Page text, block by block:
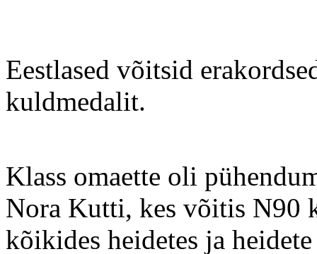
Eestlased võitsid
kuldmedalit.
Klass omaette oli
Nora Kutti, kes võitis N90
kõikides heidetes ja